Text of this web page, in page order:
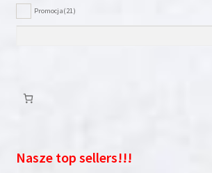
Promocja(21)
Nasze top sellers!!!